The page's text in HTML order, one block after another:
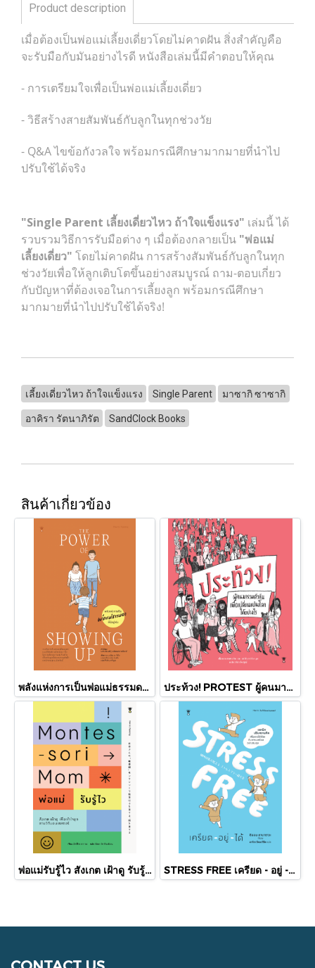
Product description
เมื่อต้องเป็นพ่อแม่เลี้ยงเดี่ยวโดยไม่คาดฝัน สิ่งสำคัญคือ
จะรับมือกับมันอย่างไรดี หนังสือเล่มนี้มีคำตอบให้คุณ
- การเตรียมใจเพื่อเป็นพ่อแม่เลี้ยงเดี่ยว
- วิธีสร้างสายสัมพันธ์กับลูกในทุกช่วงวัย
- Q&A ไขข้อกังวลใจ พร้อมกรณีศึกษามากมายที่นำไป
ปรับใช้ได้จริง
"Single Parent เลี้ยงเดี่ยวไหว ถ้าใจแข็งแรง" เล่มนี้ ได้
รวบรวมวิธีการรับมือต่าง ๆ เมื่อต้องกลายเป็น "พ่อแม่
เลี้ยงเดี่ยว" โดยไม่คาดฝัน การสร้างสัมพันธ์กับลูกในทุก
ช่วงวัยเพื่อให้ลูกเติบโตขึ้นอย่างสมบูรณ์ ถาม-ตอบเกี่ยว
กับปัญหาที่ต้องเจอในการเลี้ยงลูก พร้อมกรณีศึกษา
มากมายที่นำไปปรับใช้ได้จริง!
เลี้ยงเดี่ยวไหว ถ้าใจแข็งแรง Single Parent มาซากิ ซาซากิ
อาคิรา รัตนาภิรัต SandClock Books
สินค้าเกี่ยวข้อง
พลังแห่งการเป็นพ่อแม่ธรรมดา ที่มีอยู่จริง The Power of Showing Up / นพ.แดเนียล เจ. ซีเกิล และดร.ทีน่า / Sandclock Book ประท้วง! PROTEST ผู้คนมารวมตัวกันเพื่อเปลี่ยนแปลงโลกได้อย่างไร /อลิซ,เอมิลี ฮาเวิร์ท-บูท/ SandClock
พ่อแม่รับรู้ไว สังเกต เฝ้าดู รับรู้เพื่อเข้าใจลูก ตามวิถีมอนเตสซอรี Montesori Mom / อัตสึโกะ ซาการะ / ณิชยา รักเกียรติงาม / SandClock Books STRESS FREE เครียด - อยู่ - ได้ / ชิออน คาบาซาวะ / อาคิรา รัตนาภิรัต / SandClock Books